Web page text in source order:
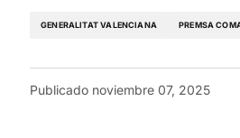
GENERALITAT VALENCIANA PREMSA
Publicado noviembre 07, 2025